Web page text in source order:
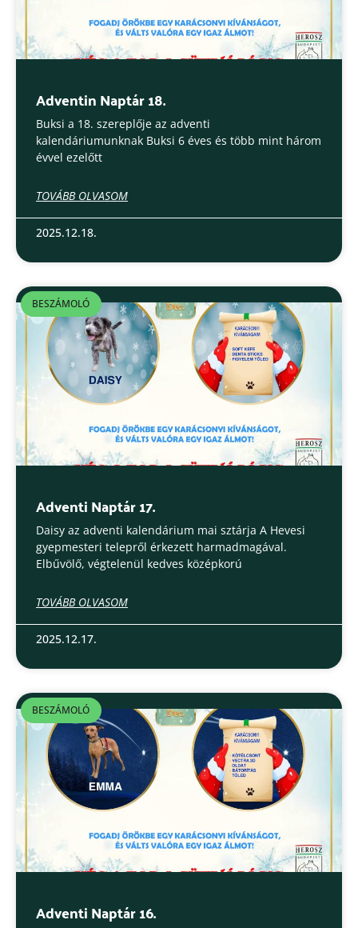
Adventin Naptár 18.
Buksi a 18. szereplője az adventi
kalendáriumunknak Buksi 6 éves és több mint három
évvel ezelőtt
TOVÁBB OLVASOM
2025.12.18.
BESZÁMOLÓ
Adventi Naptár 17.
Daisy az adventi kalendárium mai sztárja A Hevesi
gyepmesteri telepről érkezett harmadmagával.
Elbűvölő, végtelenül kedves középkorú
TOVÁBB OLVASOM
2025.12.17.
BESZÁMOLÓ
Adventi Naptár 16.